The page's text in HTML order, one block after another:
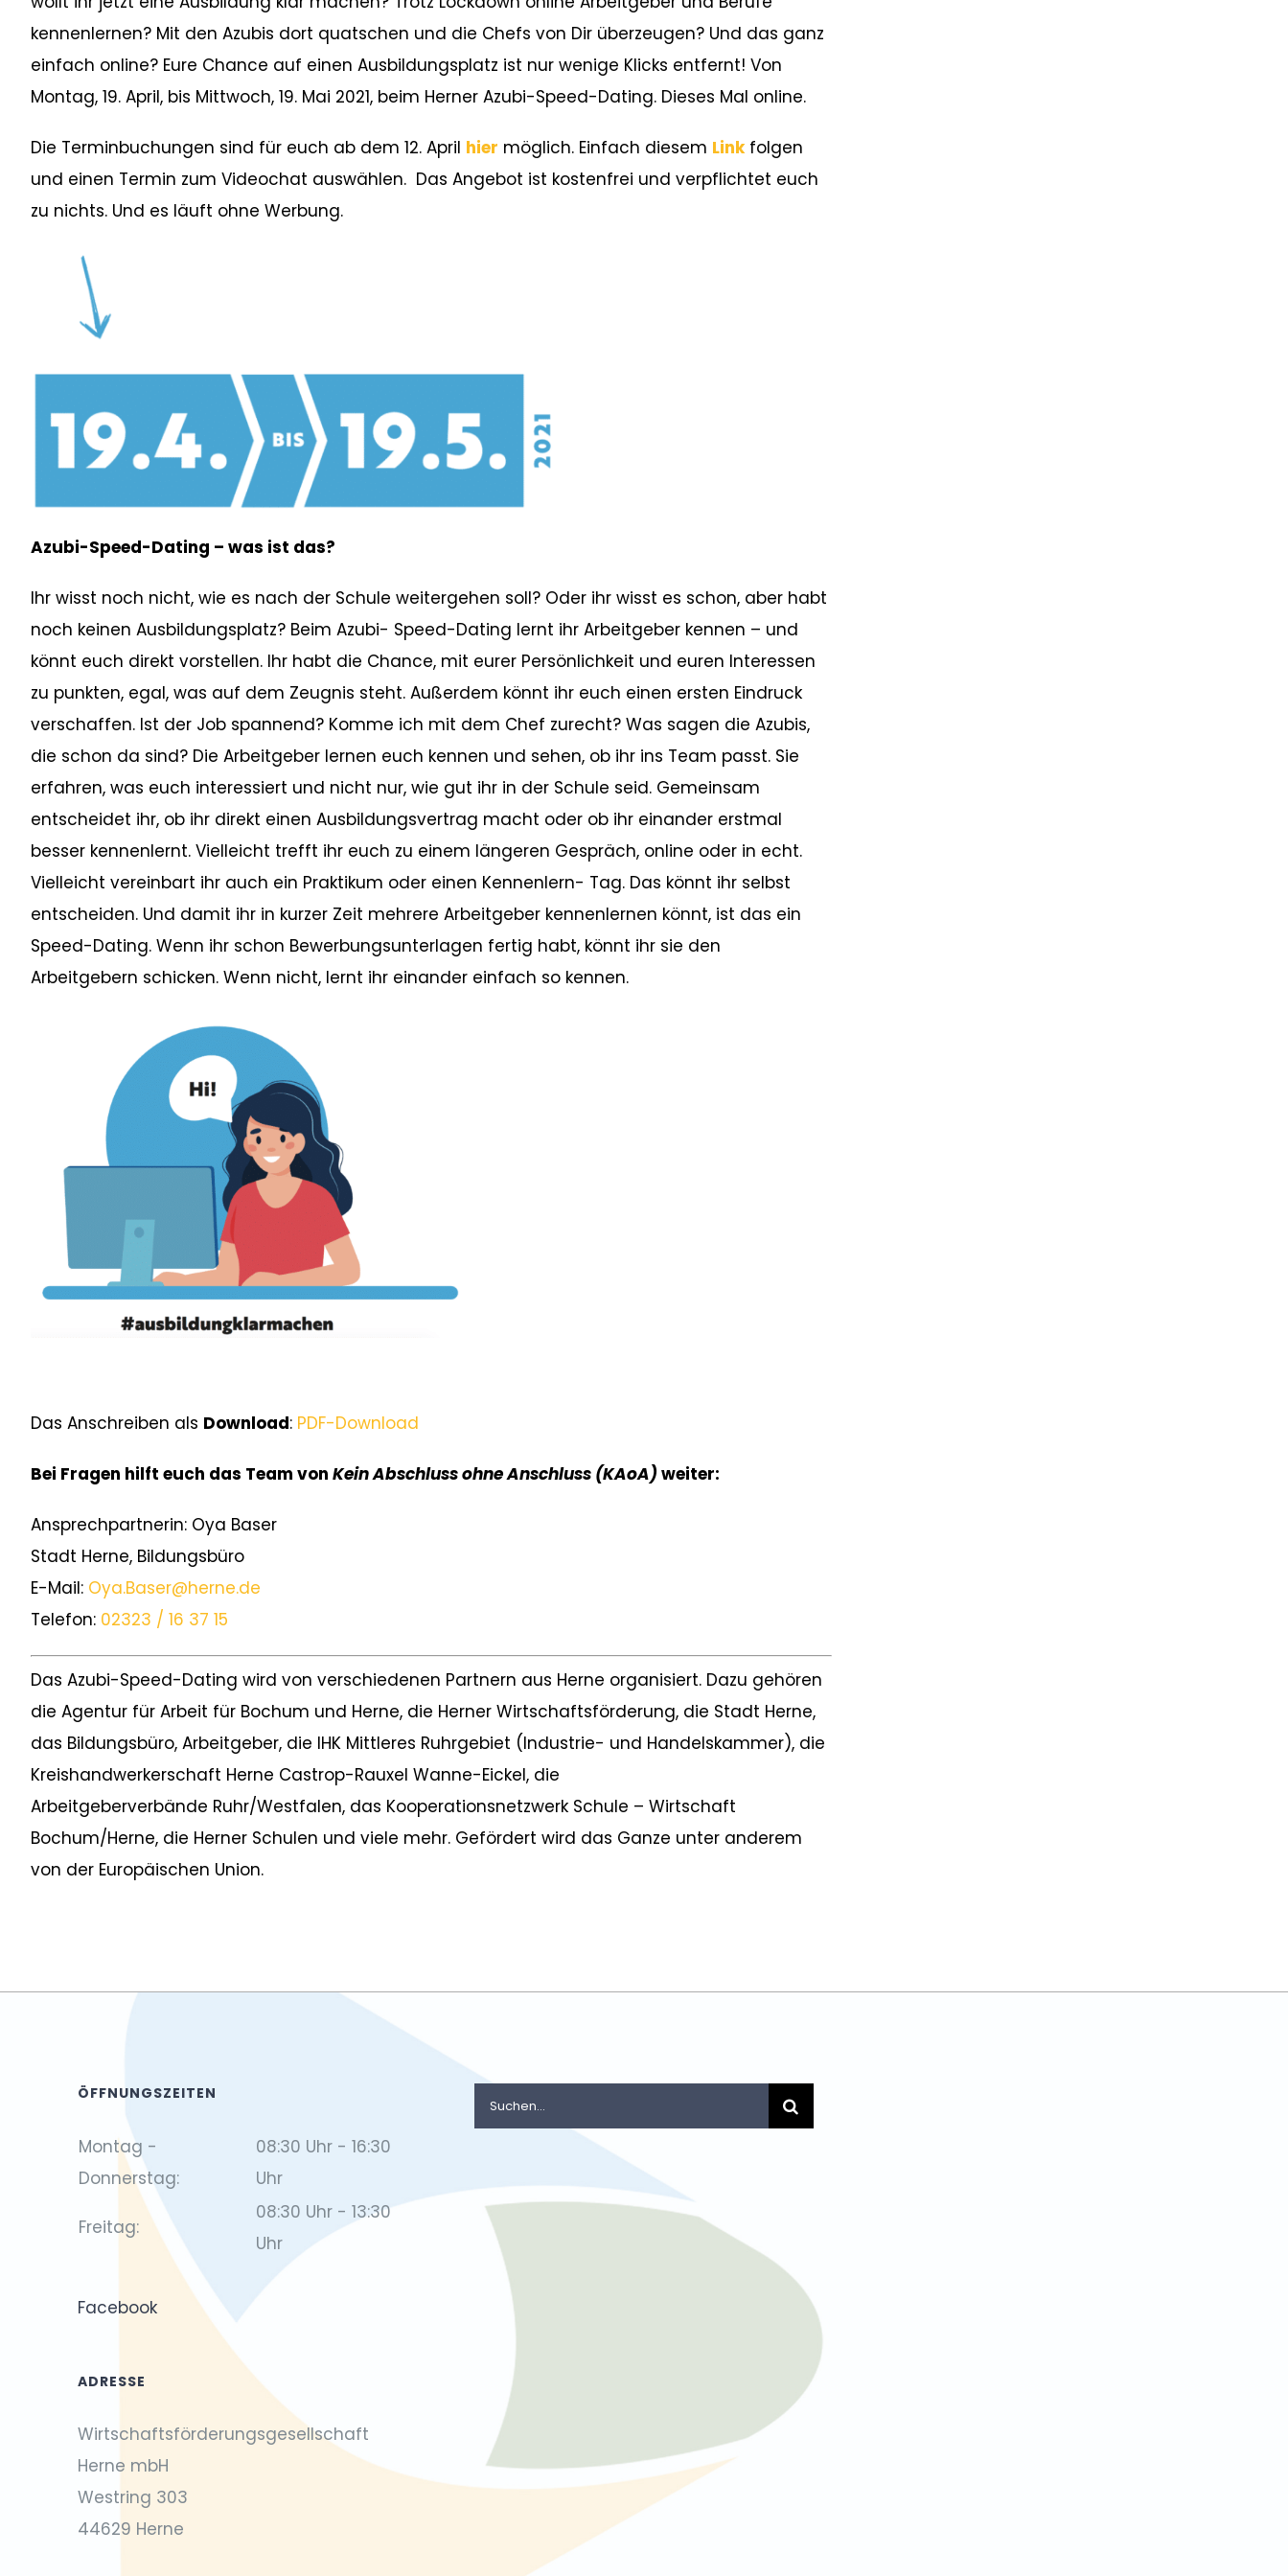
kennenlernen? Mit den Azubis dort quatschen und die Chefs von Dir überzeugen? Und das ganz
einfach online? Eure Chance auf einen Ausbildungsplatz ist nur wenige Klicks entfernt! Von
Montag, 19. April, bis Mittwoch, 19. Mai 2021, beim Herner Azubi-Speed-Dating. Dieses Mal online.
Die Terminbuchungen sind für euch ab dem 12. April hier möglich. Einfach diesem Linkfolgen
und einen Termin zum Videochat auswählen. Das Angebot ist kostenfrei und verpflichtet euch
zu nichts. Und es läuft ohne Werbung.
Azubi-Speed-Dating – was ist das?
Ihr wisst noch nicht, wie es nach der Schule weitergehen soll? Oder ihr wisst es schon, aber habt
noch keinen Ausbildungsplatz? Beim Azubi- Speed-Dating lernt ihr Arbeitgeber kennen – und
könnt euch direkt vorstellen. Ihr habt die Chance, mit eurer Persönlichkeit und euren Interessen
zu punkten, egal, was auf dem Zeugnis steht. Außerdem könnt ihr euch einen ersten Eindruck
verschaffen. Ist der Job spannend? Komme ich mit dem Chef zurecht? Was sagen die Azubis,
die schon da sind? Die Arbeitgeber lernen euch kennen und sehen, ob ihr ins Team passt. Sie
erfahren, was euch interessiert und nicht nur, wie gut ihr in der Schule seid. Gemeinsam
entscheidet ihr, ob ihr direkt einen Ausbildungsvertrag macht oder ob ihr einander erstmal
besser kennenlernt. Vielleicht trefft ihr euch zu einem längeren Gespräch, online oder in echt.
Vielleicht vereinbart ihr auch ein Praktikum oder einen Kennenlern- Tag. Das könnt ihr selbst
entscheiden. Und damit ihr in kurzer Zeit mehrere Arbeitgeber kennenlernen könnt, ist das ein
Speed-Dating. Wenn ihr schon Bewerbungsunterlagen fertig habt, könnt ihr sie den
Arbeitgebern schicken. Wenn nicht, lernt ihr einander einfach so kennen.
Das Anschreiben als Download: PDF-Download
Bei Fragen hilft euch das Team von Kein Abschluss ohne Anschluss (KAoA) weiter:
Ansprechpartnerin: Oya Baser
Stadt Herne, Bildungsbüro
E-Mail: Oya.Baser@herne.de
Telefon: 02323 / 16 37 15
Das Azubi-Speed-Dating wird von verschiedenen Partnern aus Herne organisiert. Dazu gehören
die Agentur für Arbeit für Bochum und Herne, die Herner Wirtschaftsförderung, die Stadt Herne,
das Bildungsbüro, Arbeitgeber, die IHK Mittleres Ruhrgebiet (Industrie- und Handelskammer), die
Kreishandwerkerschaft Herne Castrop-Rauxel Wanne-Eickel, die
Arbeitgeberverbände Ruhr/Westfalen, das Kooperationsnetzwerk Schule – Wirtschaft
Bochum/Herne, die Herner Schulen und viele mehr. Gefördert wird das Ganze unter anderem
von der Europäischen Union.
ÖFFNUNGSZEITEN
Montag -
Donnerstag:
08:30 Uhr - 16:30
Uhr
Freitag:
08:30 Uhr - 13:30
Uhr
Facebook
ADRESSE
Wirtschaftsförderungsgesellschaft
Herne mbH
Westring 303
44629 Herne
Suche
nach: